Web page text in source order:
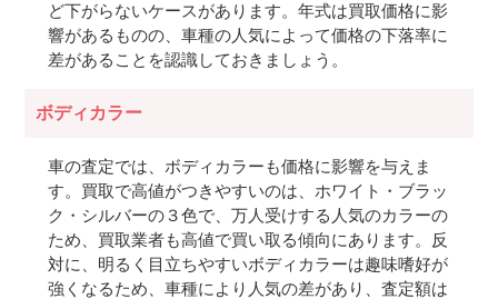
ど下がらないケースがあります。年式は買取価格に影
響があるものの、車種の人気によって価格の下落率に
差があることを認識しておきましょう。
ボディカラー
車の査定では、ボディカラーも価格に影響を与えま
す。買取で高値がつきやすいのは、ホワイト・ブラッ
ク・シルバーの３色で、万人受けする人気のカラーの
ため、買取業者も高値で買い取る傾向にあります。反
対に、明るく目立ちやすいボディカラーは趣味嗜好が
強くなるため、車種により人気の差があり、査定額は